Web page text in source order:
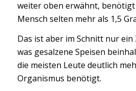
weiter oben erwähnt,
Mensch selten mehr als 1,5
Das ist aber im Schnitt nur ein
was gesalzene Speisen
die meisten Leute deutlich
Organismus benötigt.